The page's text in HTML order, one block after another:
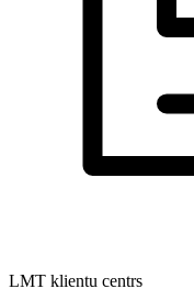
LMT klientu centrs